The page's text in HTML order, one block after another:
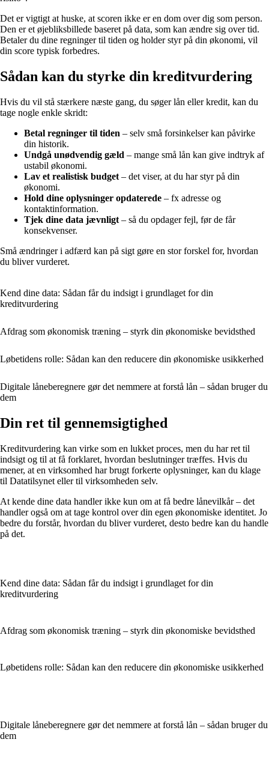
Det er vigtigt at huske, at scoren ikke er en dom over dig som person.
Den er et øjebliksbillede baseret på data, som kan ændre sig over tid.
Betaler du dine regninger til tiden og holder styr på din økonomi, vil
din score typisk forbedres.
Sådan kan du styrke din kreditvurdering
Hvis du vil stå stærkere næste gang, du søger lån eller kredit, kan du
tage nogle enkle skridt:
Betal regninger til tiden – selv små forsinkelser kan påvirke
din historik.
Undgå unødvendig gæld – mange små lån kan give indtryk af
ustabil økonomi.
Lav et realistisk budget – det viser, at du har styr på din
økonomi.
Hold dine oplysninger opdaterede – fx adresse og
kontaktinformation.
Tjek dine data jævnligt – så du opdager fejl, før de får
konsekvenser.
Små ændringer i adfærd kan på sigt gøre en stor forskel for, hvordan
du bliver vurderet.
Kend dine data: Sådan får du indsigt i grundlaget for din
kreditvurdering
Afdrag som økonomisk træning – styrk din økonomiske bevidsthed
Løbetidens rolle: Sådan kan den reducere din økonomiske usikkerhed
Digitale låneberegnere gør det nemmere at forstå lån – sådan bruger du
dem
Din ret til gennemsigtighed
Kreditvurdering kan virke som en lukket proces, men du har ret til
indsigt og til at få forklaret, hvordan beslutninger træffes. Hvis du
mener, at en virksomhed har brugt forkerte oplysninger, kan du klage
til Datatilsynet eller til virksomheden selv.
At kende dine data handler ikke kun om at få bedre lånevilkår – det
handler også om at tage kontrol over din egen økonomiske identitet. Jo
bedre du forstår, hvordan du bliver vurderet, desto bedre kan du handle
på det.
Kend dine data: Sådan får du indsigt i grundlaget for din
kreditvurdering
Afdrag som økonomisk træning – styrk din økonomiske bevidsthed
Løbetidens rolle: Sådan kan den reducere din økonomiske usikkerhed
Digitale låneberegnere gør det nemmere at forstå lån – sådan bruger du
dem